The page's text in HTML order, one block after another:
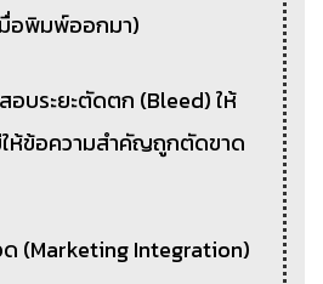
มื่อพิมพ์ออกมา)
อบระยะตัดตก (Bleed) ให้
ให้ข้อความสำคัญถูกตัดขาด
(Marketing Integration)